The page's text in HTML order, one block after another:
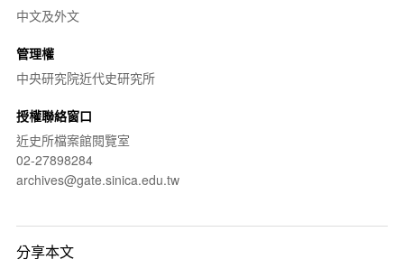
中文及外文
管理權
中央研究院近代史研究所
授權聯絡窗口
近史所檔案館閱覽室
02-27898284
archives@gate.sinica.edu.tw
分享本文